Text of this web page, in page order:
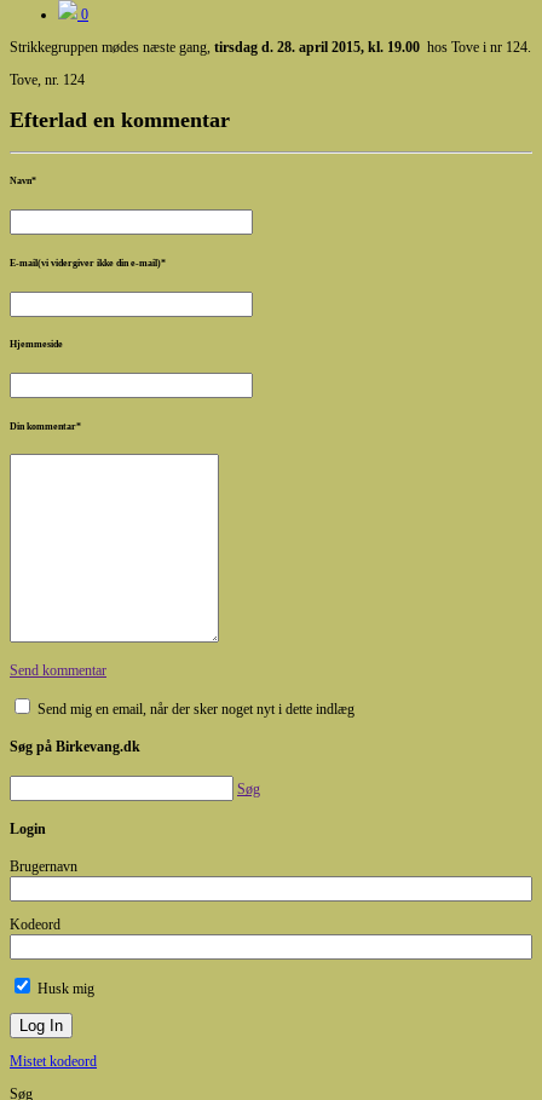
0
Strikkegruppen mødes næste gang, tirsdag d. 28. april 2015, kl. 19.00 hos Tove i nr 124.
Tove, nr. 124
Efterlad en kommentar
Navn*
E-mail(vi vidergiver ikke din e-mail)*
Hjemmeside
Din kommentar*
Send kommentar
Send mig en email, når der sker noget nyt i dette indlæg
Søg på Birkevang.dk
Søg
Login
Brugernavn
Kodeord
Husk mig
Mistet kodeord
Søg